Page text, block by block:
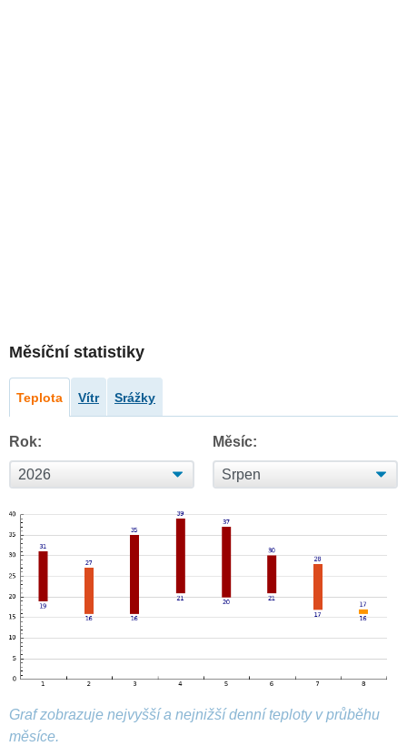
Měsíční statistiky
Teplota Vítr Srážky
Rok: Měsíc:
Graf zobrazuje nejvyšší a nejnižší denní teploty v průběhu
měsíce.